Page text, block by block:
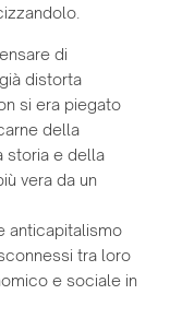
di
distorta
si era piegato
della
storia e della
vera da un
anticapitalismo
tra loro
e sociale in